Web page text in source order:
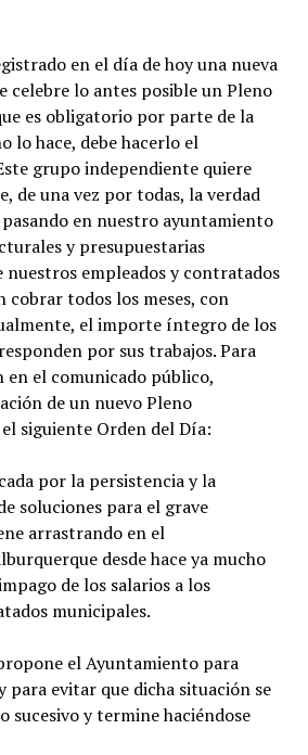
en el día de hoy una nueva
celebre lo antes posible un Pleno
es obligatorio por parte de la
lo hace, debe hacerlo el
grupo independiente quiere
de una vez por todas, la verdad
en nuestro ayuntamiento
y presupuestarias
nuestros empleados y contratados
cobrar todos los meses, con
el importe íntegro de los
por sus trabajos. Para
en el comunicado público,
de un nuevo Pleno
siguiente Orden del Día:
por la persistencia y la
soluciones para el grave
arrastrando en el
desde hace ya mucho
de los salarios a los
municipales.
el Ayuntamiento para
para evitar que dicha situación se
sucesivo y termine haciéndose